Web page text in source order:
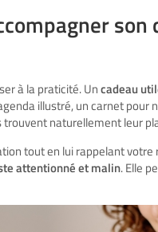
son
à la praticité. Uncadeau
illustré, un carnet pour
naturellement leur
tout en lui rappelant
attentionné et malin. Elle